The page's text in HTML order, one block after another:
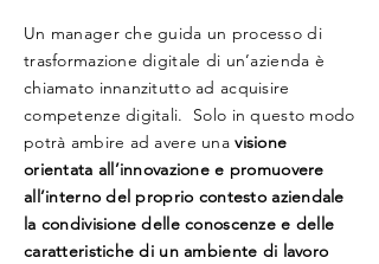
Un manager che guida un processo di
trasformazione digitale di un’azienda è
chiamato innanzitutto ad acquisire
competenze digitali. Solo in questo modo
potrà ambire ad avere unavisione
orientata all’innovazione e promuovere
all’interno del proprio contesto aziendale
la condivisione delle conoscenze e delle
caratteristiche di un ambiente di lavoro